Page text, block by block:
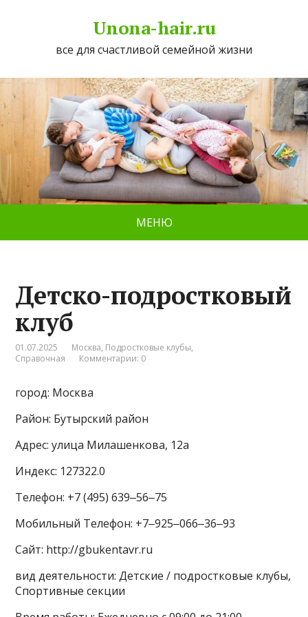
Unona-hair.ru
все для счастливой семейной жизни
МЕНЮ
Детско-подростковый
клуб
01.07.2025 Москва, Подростковые клубы,
Справочная
Комментарии: 0
город: Москва
Район: Бутырский район
Адрес: улица Милашенкова, 12а
Индекс: 127322.0
Телефон: +7 (495) 639‒56‒75
Мобильный Телефон: +7‒925‒066‒36‒93
Сайт: http://gbukentavr.ru
вид деятельности: Детские / подростковые клубы,
Спортивные секции